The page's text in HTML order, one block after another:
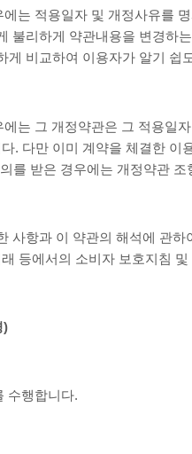
는 적용일자 및 개정사유를
불리하게 약관내용을 변경하
게 비교하여 이용자가 알기 쉽
는 그 개정약관은 그 적용일
. 다만 이미 계약을 체결한
의를 받은 경우에는 개정약관
사항과 이 약관의 해석에 관
등에서의 소비자 보호지침
)
수행합니다.